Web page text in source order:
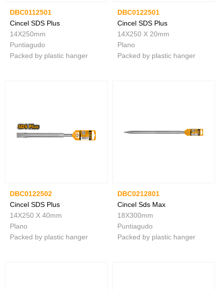
DBC0112501
Cincel SDS Plus
14X250mm
Puntiagudo
Packed by plastic hanger
DBC0122501
Cincel SDS Plus
14X250 X 20mm
Plano
Packed by plastic hanger
DBC0122502
Cincel SDS Plus
14X250 X 40mm
Plano
Packed by plastic hanger
DBC0212801
Cincel Sds Max
18X300mm
Puntiagudo
Packed by plastic hanger